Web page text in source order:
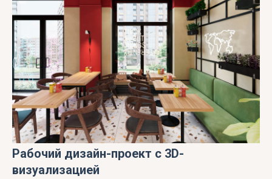
Рабочий дизайн-проект с 3D-
визуализацией